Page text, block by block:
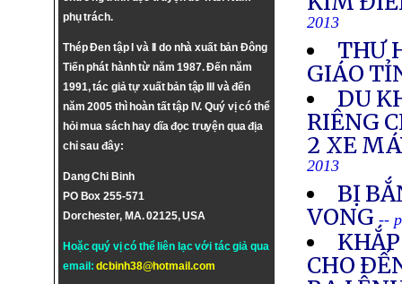
phụ trách.
Thép Đen tập I và II do nhà xuất bản Đông
Tiến phát hành từ năm 1987. Đến năm
1991, tác giả tự xuất bản tập III và đến
năm 2005 thì hoàn tất tập IV. Quý vị có thể
hỏi mua sách hay dĩa đọc truyện qua địa
chỉ sau đây:
Dang Chi Binh
PO Box 255-571
Dorchester, MA. 02125, USA
Hoặc quý vị có thể liên lạc với tác giả qua
email:dcbinh38@hotmail.com
2013
THƯ
GIÁO
DU
RIÊNG
2 XE
2013
BỊ
VONG --
CHO